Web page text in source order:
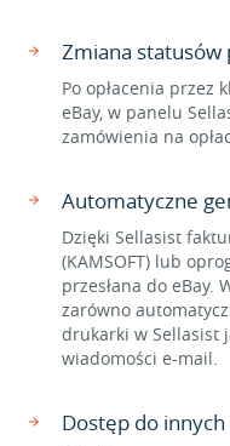
Zmiana statusów
Po opłacenia przez
eBay, w panelu
zamówienia na
Automatyczne
Dzięki Sellasist
(KAMSOFT) lub
przesłana do eBay.
zarówno
drukarki w Sellasist
wiadomości e-mail.
Dostęp do